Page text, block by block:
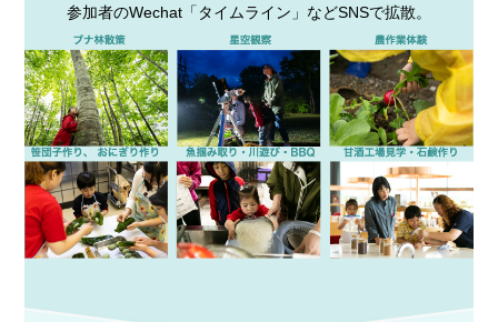
参加者のWechat「タイムライン」などSNSで拡散。